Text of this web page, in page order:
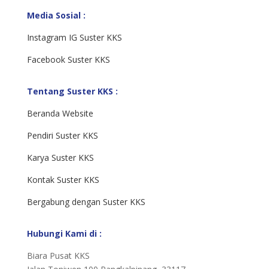
Media Sosial :
Instagram IG Suster KKS
Facebook Suster KKS
Tentang Suster KKS :
Beranda Website
Pendiri Suster KKS
Karya Suster KKS
Kontak Suster KKS
Bergabung dengan Suster KKS
Hubungi Kami di :
Biara Pusat KKS